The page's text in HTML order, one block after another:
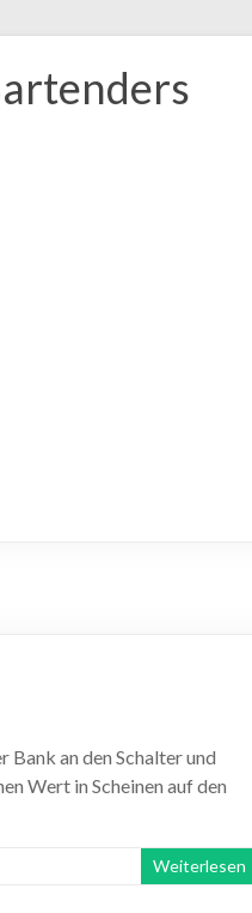
Bank an den Schalter und
Wert in Scheinen auf den
Weiterlesen